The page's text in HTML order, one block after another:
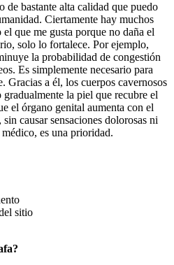
de bastante alta calidad que puedo
Ciertamente hay muchos
el que me gusta porque no daña el
solo lo fortalece. Por ejemplo,
la probabilidad de congestión
Es simplemente necesario para
Gracias a él, los cuerpos cavernosos
la piel que recubre el
el órgano genital aumenta con el
causar sensaciones dolorosas ni
es una prioridad.
sitio